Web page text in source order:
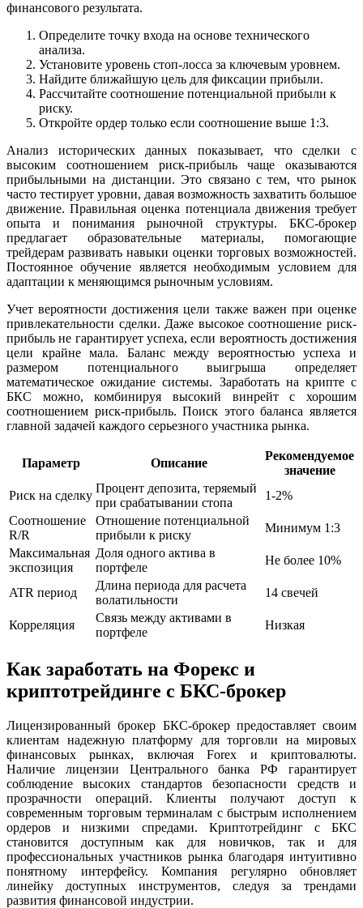
финансового результата.
Определите точку входа на основе технического
анализа.
Установите уровень стоп-лосса за ключевым уровнем.
Найдите ближайшую цель для фиксации прибыли.
Рассчитайте соотношение потенциальной прибыли к
риску.
Откройте ордер только если соотношение выше 1:3.
Анализ исторических данных показывает, что сделки с
высоким соотношением риск-прибыль чаще оказываются
прибыльными на дистанции. Это связано с тем, что рынок
часто тестирует уровни, давая возможность захватить большое
движение. Правильная оценка потенциала движения требует
опыта и понимания рыночной структуры. БКС-брокер
предлагает образовательные материалы, помогающие
трейдерам развивать навыки оценки торговых возможностей.
Постоянное обучение является необходимым условием для
адаптации к меняющимся рыночным условиям.
Учет вероятности достижения цели также важен при оценке
привлекательности сделки. Даже высокое соотношение риск-
прибыль не гарантирует успеха, если вероятность достижения
цели крайне мала. Баланс между вероятностью успеха и
размером потенциального выигрыша определяет
математическое ожидание системы. Заработать на крипте с
БКС можно, комбинируя высокий винрейт с хорошим
соотношением риск-прибыль. Поиск этого баланса является
главной задачей каждого серьезного участника рынка.
Параметр Описание
Рекомендуемое
значение
Риск на сделку
Процент депозита, теряемый
при срабатывании стопа
1-2%
Соотношение
R/R
Отношение потенциальной
прибыли к риску
Минимум 1:3
Максимальная
экспозиция
Доля одного актива в
портфеле
Не более 10%
ATR период
Длина периода для расчета
волатильности
14 свечей
Корреляция
Связь между активами в
портфеле
Низкая
Как заработать на Форекс и
криптотрейдинге с БКС-брокер
Лицензированный брокер БКС-брокер предоставляет своим
клиентам надежную платформу для торговли на мировых
финансовых рынках, включая Forex и криптовалюты.
Наличие лицензии Центрального банка РФ гарантирует
соблюдение высоких стандартов безопасности средств и
прозрачности операций. Клиенты получают доступ к
современным торговым терминалам с быстрым исполнением
ордеров и низкими спредами. Криптотрейдинг с БКС
становится доступным как для новичков, так и для
профессиональных участников рынка благодаря интуитивно
понятному интерфейсу. Компания регулярно обновляет
линейку доступных инструментов, следуя за трендами
развития финансовой индустрии.